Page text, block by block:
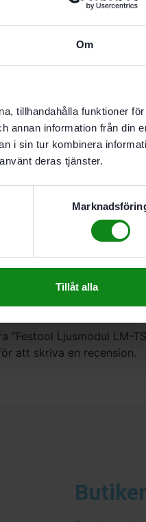
Om
tillhandahålla funktioner för
annan information från din
i sin tur kombinera
deras tjänster.
Tillåt alla
belysning: LED-lampan
ljussteg ger den optimal
metallplattan,
utan problem
batterinivå, är avtagbar och
K, TSC 55 KS, TS 60 K,
än.
”Festool Ljusmodul LM-
att skriva en recension.